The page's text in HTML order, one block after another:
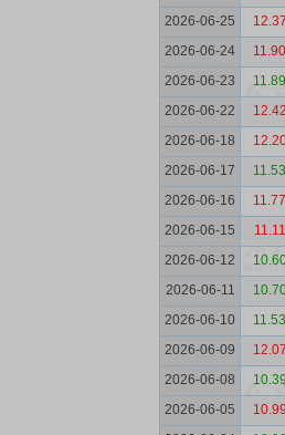
2026-06-25
12.37
2026-06-24
11.90
2026-06-23
11.89
2026-06-22
12.42
2026-06-18
2026-06-17
11.53
2026-06-16
11.77
2026-06-15
11.11
2026-06-12
2026-06-11
2026-06-10
11.53
2026-06-09
12.07
2026-06-08
10.39
2026-06-05
10.99